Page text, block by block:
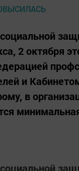
2 октября
и
в